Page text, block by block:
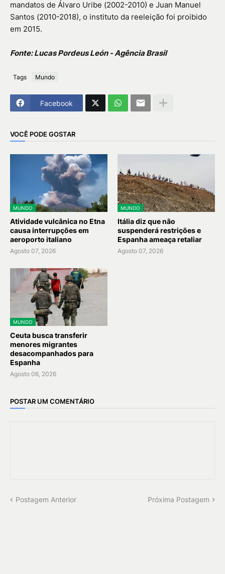
mandatos de Álvaro Uribe (2002-2010) e Juan Manuel
Santos (2010-2018), o instituto da reeleição foi proibido
em 2015.
Fonte: Lucas Pordeus León - Agência Brasil
Tags Mundo
Facebook
VOCÊ PODE GOSTAR
MUNDO
Atividade vulcânica no Etna
causa interrupções em
aeroporto italiano
Agosto 07, 2026
MUNDO
Itália diz que não
suspenderá restrições e
Espanha ameaça retaliar
Agosto 07, 2026
MUNDO
Ceuta busca transferir
menores migrantes
desacompanhados para
Espanha
Agosto 06, 2026
POSTAR UM COMENTÁRIO
Postagem Anterior Próxima Postagem